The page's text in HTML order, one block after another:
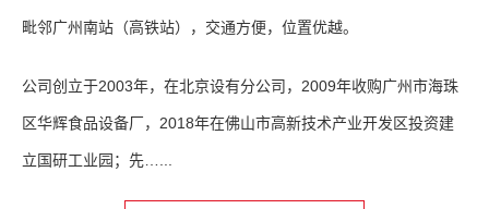
毗邻广州南站（高铁站），交通方便，位置优越。
公司创立于2003年，在北京设有分公司，2009年收购广州市海珠
区华辉食品设备厂，2018年在佛山市高新技术产业开发区投资建
立国研工业园；先…...